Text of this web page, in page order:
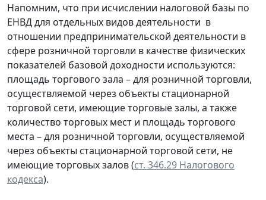
Напомним, что при исчислении налоговой базы по
ЕНВД для отдельных видов деятельности в
отношении предпринимательской деятельности в
сфере розничной торговли в качестве физических
показателей базовой доходности используются:
площадь торгового зала – для розничной торговли,
осуществляемой через объекты стационарной
торговой сети, имеющие торговые залы, а также
количество торговых мест и площадь торгового
места – для розничной торговли, осуществляемой
через объекты стационарной торговой сети, не
имеющие торговых залов (ст. 346.29 Налогового
кодекса).